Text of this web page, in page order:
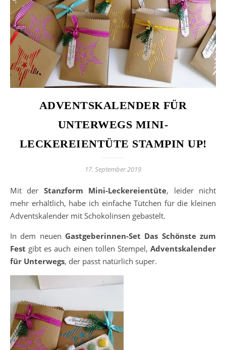
ADVENTSKALENDER FÜR
UNTERWEGS MINI-
LECKEREIENTÜTE STAMPIN UP!
17. September 2019
Mit der Stanzform Mini-Leckereientüte, leider nicht
mehr erhältlich, habe ich einfache Tütchen für die kleinen
Adventskalender mit Schokolinsen gebastelt.
In dem neuen Gastgeberinnen-Set Das Schönste zum
Fest gibt es auch einen tollen Stempel, Adventskalender
für Unterwegs, der passt natürlich super.